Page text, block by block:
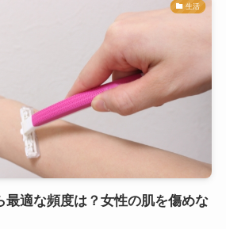
生活
最適な頻度は？女性の肌を傷めな